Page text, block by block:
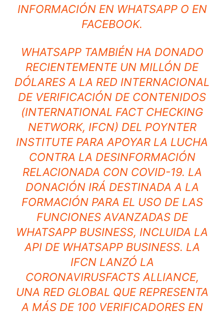
INFORMACIÓN EN WHATSAPP O EN
FACEBOOK.
WHATSAPP TAMBIÉN HA DONADO
RECIENTEMENTE UN MILLÓN DE
DÓLARES A LA RED INTERNACIONAL
DE VERIFICACIÓN DE CONTENIDOS
(INTERNATIONAL FACT CHECKING
NETWORK, IFCN) DEL POYNTER
INSTITUTE PARA APOYAR LA LUCHA
CONTRA LA DESINFORMACIÓN
RELACIONADA CON COVID-19. LA
DONACIÓN IRÁ DESTINADA A LA
FORMACIÓN PARA EL USO DE LAS
FUNCIONES AVANZADAS DE
WHATSAPP BUSINESS, INCLUIDA LA
API DE WHATSAPP BUSINESS. LA
IFCN LANZÓ LA
CORONAVIRUSFACTS ALLIANCE,
UNA RED GLOBAL QUE REPRESENTA
A MÁS DE 100 VERIFICADORES EN